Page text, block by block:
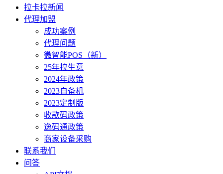
拉卡拉新闻
代理加盟
成功案例
代理问题
微智能POS（新）
25年拉生意
2024年政策
2023自备机
2023定制版
收款码政策
逸码通政策
商家设备采购
联系我们
问答